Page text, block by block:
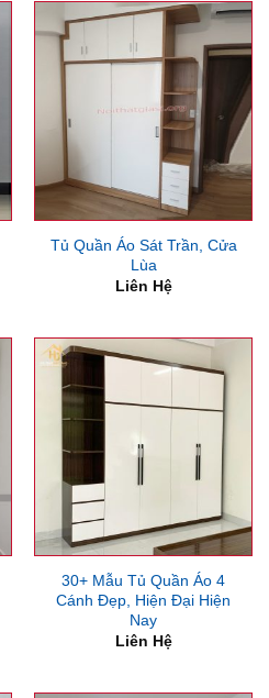
Tủ Quần Áo Sát Trần, Cửa
Lùa
Liên Hệ
30+ Mẫu Tủ Quần Áo 4
Cánh Đẹp, Hiện Đại Hiện
Nay
Liên Hệ